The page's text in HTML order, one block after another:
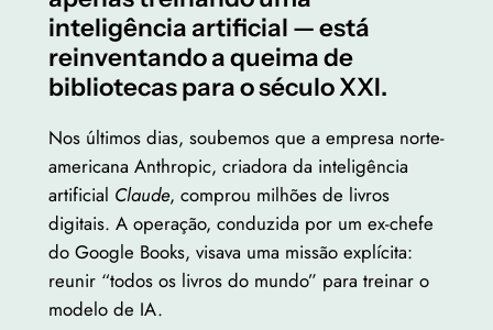
inteligência artificial — está
reinventando a queima de
bibliotecas para o século XXI.
Nos últimos dias, soubemos que a empresa norte-
americana Anthropic, criadora da inteligência
artificial Claude, comprou milhões de livros
digitais. A operação, conduzida por um ex-chefe
do Google Books, visava uma missão explícita:
reunir “todos os livros do mundo” para treinar o
modelo de IA.